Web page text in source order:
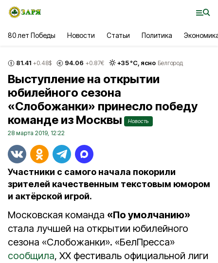
80 лет Победы Новости Статьи Политика
81.41 +0.48$ 94.06 +0.87€ +35°С, ясно Белгород
Выступление на открытии
юбилейного сезона
«Слобожанки» принесло победу
команде из Москвы
Новость
28 марта 2019, 12:22
Участники с самого начала покорили
зрителей качественным текстовым юмором
и актёрской игрой.
Московская команда «По умолчанию»
стала лучшей на открытии юбилейного
сезона «Слобожанки». «БелПресса»
сообщила, XX фестиваль официальной лиги